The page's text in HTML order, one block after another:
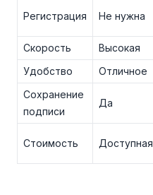
Регистрация Не нужна
Скорость Высокая
Удобство
Отличное
Сохранение
подписи
Да
Стоимость Доступная